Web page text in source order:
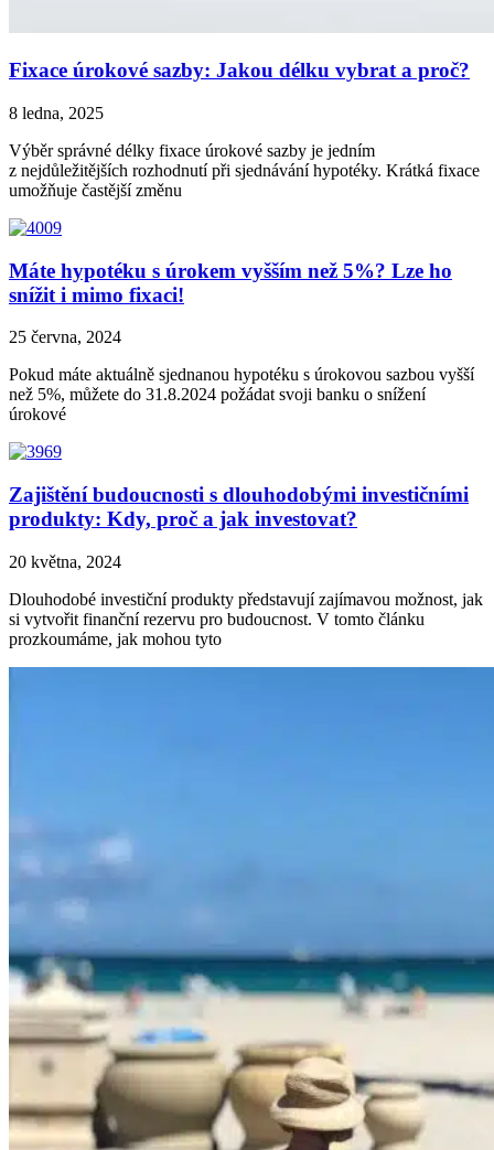
Fixace úrokové sazby: Jakou délku vybrat a proč?
8 ledna, 2025
Výběr správné délky fixace úrokové sazby je jedním
z nejdůležitějších rozhodnutí při sjednávání hypotéky. Krátká fixace
umožňuje častější změnu
Máte hypotéku s úrokem vyšším než 5%? Lze ho
snížit i mimo fixaci!
25 června, 2024
Pokud máte aktuálně sjednanou hypotéku s úrokovou sazbou vyšší
než 5%, můžete do 31.8.2024 požádat svoji banku o snížení
úrokové
Zajištění budoucnosti s dlouhodobými investičními
produkty: Kdy, proč a jak investovat?
20 května, 2024
Dlouhodobé investiční produkty představují zajímavou možnost, jak
si vytvořit finanční rezervu pro budoucnost. V tomto článku
prozkoumáme, jak mohou tyto